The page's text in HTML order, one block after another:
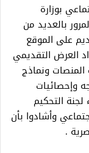
بوزارة
بالعديد من
على الموقع
العرض التقديمي
ونماذج
وإحصائيات
التحكيم
وأشادوا بأن
.